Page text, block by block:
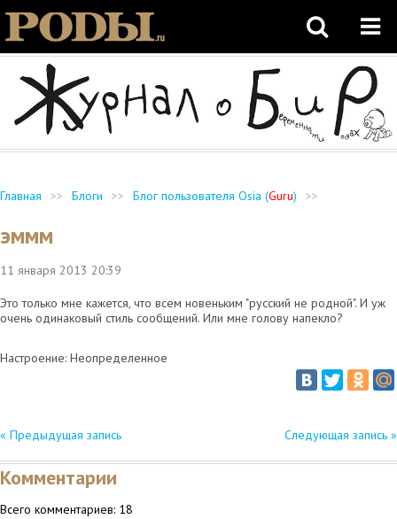
Главная >> Блоги >> Блог пользователя Osia (Guru) >>
эммм
11 января 2013 20:39
Это только мне кажется, что всем новеньким "русский не родной". И уж
очень одинаковый стиль сообщений. Или мне голову напекло?
Настроение: Неопределенное
« Предыдущая запись Следующая запись »
Комментарии
Всего комментариев: 18